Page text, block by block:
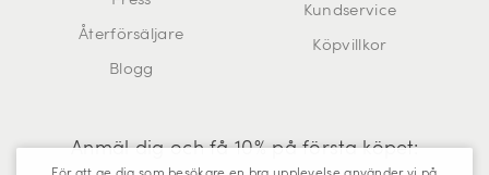
Återförsäljare
Blogg
Kundservice
Köpvillkor
Anmäl dig och få 10% på första köpet: